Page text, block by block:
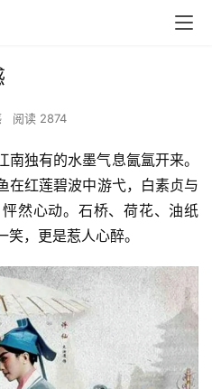
阅读 2874
独有的水墨气息氤氲开来。
在红莲碧波中游弋，白素贞与
然心动。石桥、荷花、油纸
，更是惹人心醉。